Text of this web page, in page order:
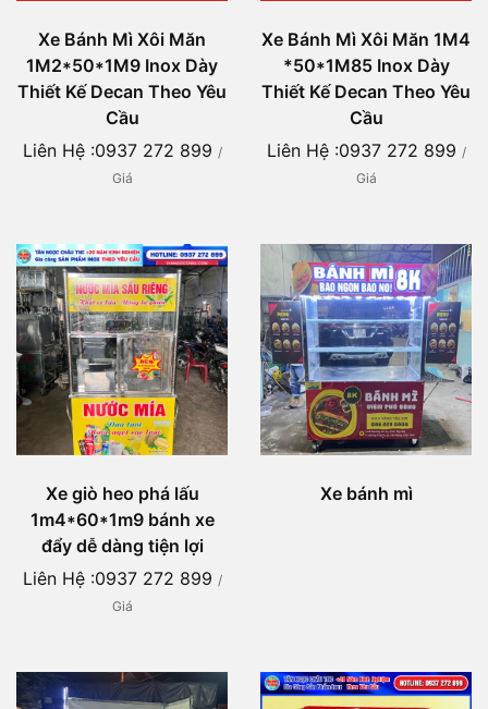
Xe Bánh Mì Xôi Măn
1M2*50*1M9 Inox Dày
Thiết Kế Decan Theo Yêu
Cầu
Liên Hệ :0937 272 899 /
Giá
Xe Bánh Mì Xôi Măn 1M4
*50*1M85 Inox Dày
Thiết Kế Decan Theo Yêu
Cầu
Liên Hệ :0937 272 899 /
Giá
Xe giò heo phá lấu
1m4*60*1m9 bánh xe
đẩy dễ dàng tiện lợi
Liên Hệ :0937 272 899 /
Giá
Xe bánh mì